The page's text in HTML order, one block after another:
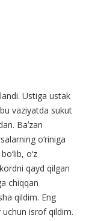
Ustiga ustak
vaziyatda sukut
Baʼzan
o‘riniga
o‘z
qayd qilgan
chiqqan
qildim. Eng
uchun isrof qildim.